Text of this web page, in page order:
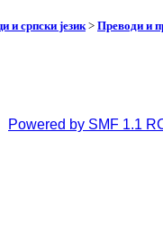
и српски језик> Преводи и
Powered by SMF 1.1